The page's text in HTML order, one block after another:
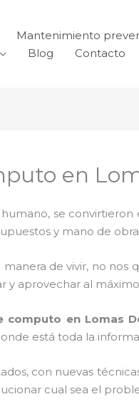
Mantenimiento
Blog Contacto
en
se
y mano de
de vivir, no
y aprovechar al
computo en Lomas
está toda la
con nuevas
cual sea el